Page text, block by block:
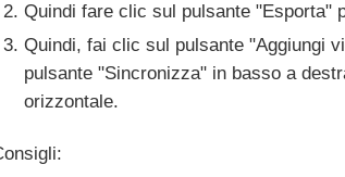
Quindi fare clic sul pulsante "Esporta"
Quindi, fai clic sul pulsante "Aggiungi
pulsante "Sincronizza" in basso a
orizzontale.